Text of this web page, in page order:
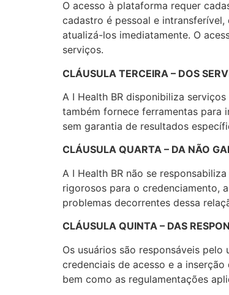
O acesso à plataforma requer
cadastro é pessoal e
atualizá-los imediatamente. O
serviços.
CLÁUSULA TERCEIRA – DOS
A I Health BR disponibiliza
também fornece ferramentas para
sem garantia de resultados
CLÁUSULA QUARTA – DA NÃO
A I Health BR não se
rigorosos para o credenciamento,
problemas decorrentes dessa
CLÁUSULA QUINTA – DAS
Os usuários são responsáveis
credenciais de acesso e a
bem como as regulamentações